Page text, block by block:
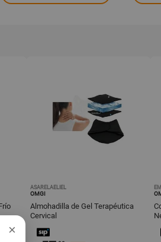
ASARELAELIEL
OMGI
Almohadilla de Gel Terapéutica
Cervical
×